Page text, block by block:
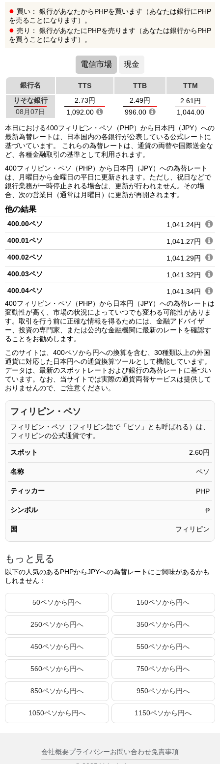
買い： 銀行があなたからPHPを買います（あなたは銀行にPHP
を売ることになります）。
売り： 銀行があなたにPHPを売ります（あなたは銀行からPHP
を買うことになります）。
電信市場 現金
銀行名 TTS TTB
TTM
りそな銀行
08月07日
2.73円
1,092.00
2.49円
996.00
2.61円
1,044.00
本日における400フィリピン・ペソ（PHP）から日本円（JPY）への
最新為替レートは、日本国内の各銀行が公表している公式レートに
基づいています。 これらの為替レートは、通貨の両替や国際送金な
ど、各種金融取引の基準として利用されます。
400フィリピン・ペソ（PHP）から日本円（JPY）への為替レート
は、月曜日から金曜日の平日に更新されます。ただし、祝日などで
銀行業務が一時停止される場合は、更新が行われません。その場
合、次の営業日（通常は月曜日）に更新が再開されます。
他の結果
400.00ペソ
1,041.24円
400.01ペソ
1,041.27円
400.02ペソ
1,041.29円
400.03ペソ
1,041.32円
400.04ペソ
1,041.34円
400.05ペソ
1,041.37円
400.06ペソ
1,041.40円
400.07ペソ
400.08ペソ
1,041.45円
400.09ペソ
1,041.47円
400.10ペソ
400.11ペソ
400.12ペソ
1,041.55円
400.13ペソ
1,041.58円
400.14ペソ
400.15ペソ
1,041.63円
400.16ペソ
1,041.66円
400.17ペソ
400.18ペソ
1,041.71円
400.19ペソ
1,041.73円
400.20ペソ
400.21ペソ
1,041.79円
400.22ペソ
1,041.81円
400.24ペソ
1,041.86円
1,041.89円
400.26ペソ
1,041.92円
400.28ペソ
1,041.97円
1,041.99円
400.30ペソ
400.32ペソ
1,042.07円
400フィリピン・ペソ（PHP）から日本円（JPY）への為替レートは
変動性が高く、市場の状況によっていつでも変わる可能性がありま
す。取引を行う前に正確な情報を得るためには、金融アドバイザ
ー、投資の専門家、または公的な金融機関に最新のレートを確認す
ることをお勧めします。
このサイトは、400ペソから円への換算を含む、30種類以上の外国
通貨に対応した日本円への通貨換算ツールとして機能しています。
データは、最新のスポットレートおよび銀行の為替レートに基づい
ています。なお、当サイトでは実際の通貨両替サービスは提供して
おりませんので、ご注意ください。
フィリピン・ペソ
フィリピン・ペソ（フィリピン語で「ピソ」とも呼ばれる）は、
フィリピンの公式通貨です。
スポット 2.60円
名称 ペソ
ティッカー PHP
シンボル ₱
国 フィリピン
もっと見る
以下の人気のあるPHPからJPYへの為替レートにご興味があるかも
しれません：
50ペソから円へ 150ペソから円へ
250ペソから円へ 350ペソから円へ
450ペソから円へ 550ペソから円へ
560ペソから円へ 750ペソから円へ
850ペソから円へ 950ペソから円へ
1050ペソから円へ 1150ペソから円へ
会社概要プライバシーお問い合わせ免責事項